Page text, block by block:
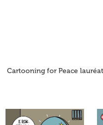
Cartooning for Peace lauréat